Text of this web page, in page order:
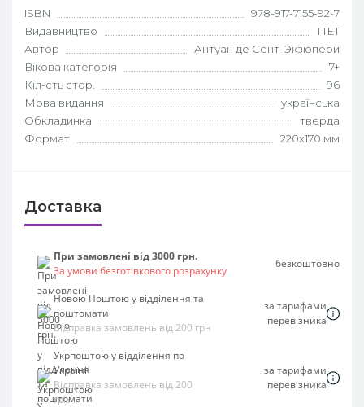
ISBN
978-917-7155-92-7
Видавництво
ПЕТ
Автор
Антуан де Сент-Экзюпери
Вікова категорія
7+
Кіл-сть стор.
96
Мова видання
українська
Обкладинка
тверда
Формат
220х170 мм
Доставка
При замовлені від 3000 грн.
За умови безготівкового розрахунку
безкоштовно
Новою Поштою у відділення та
поштомати
Відправка замовлень від 200 грн
за тарифами
перевізника
Укрпоштою у відділення по
Україні
Відправка замовлень від 200
грн
за тарифами
перевізника